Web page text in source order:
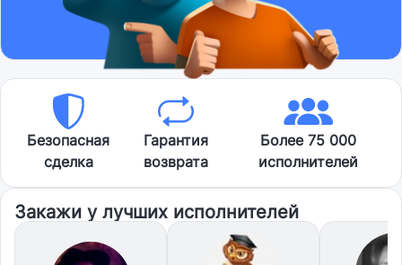
Безопасная
сделка
Гарантия
возврата
Более 75 000
исполнителей
Закажи у лучших исполнителей